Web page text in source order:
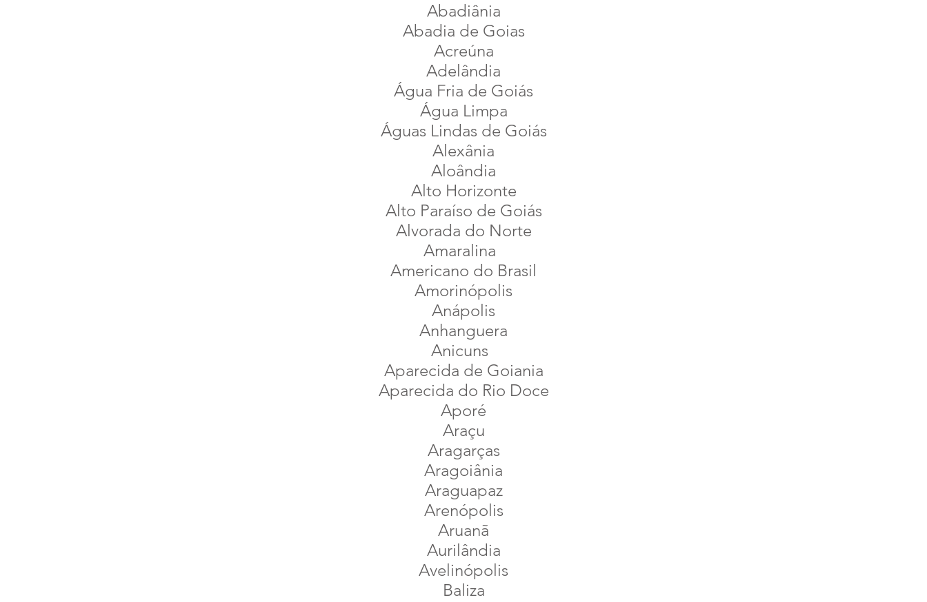
Abadiânia
Abadia de Goias
Acreúna
Adelândia
Água Fria de Goiás
Água Limpa
Águas Lindas de Goiás
Alexânia
Aloândia
Alto Horizonte
Alto Paraíso de Goiás
Alvorada do Norte
Amaralina
Americano do Brasil
Amorinópolis
Anápolis
Anhanguera
Anicuns
Aparecida de Goiania
Aparecida do Rio Doce
Aporé
Araçu
Aragarças
Aragoiânia
Araguapaz
Arenópolis
Aruanã
Aurilândia
Avelinópolis
Baliza